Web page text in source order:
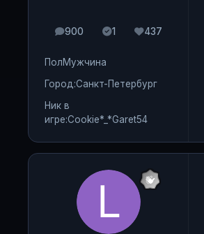
900
сообщения
1
Solutions437
Репутация
ПолМужчина
Город:Санкт-Петербург
Ник в
игре:Cookie*_*Garet54